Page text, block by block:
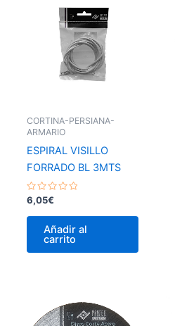
CORTINA-PERSIANA-
ARMARIO
ESPIRAL VISILLO
FORRADO BL 3MTS
Valorado
con
0
6,05€
Añadir al
carrito